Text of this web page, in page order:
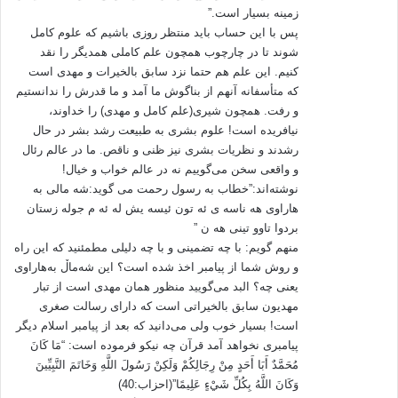
اما در پایان به برادرانی که به بهانه ی فضای بسته سیاسی در ایران هر نقدی را
از نگاه توطئه ی دشمن بررسی می کنند، یادآور می شوم که هر اندیشه و جریان
فکری که راه طرح سوالات و نقدها را ببند، دیر یا زود پوسیده می شود. نمونه
های تاریخی آن فراوانند از قدرتمند ترین آنها که نظام شبه مارکسیستی شوری
بود گرفته تا نظام آپارتاید در آفریقای جنوبی.
و اما از اینکه با مطلب قبلی و این مطلب در منطقه ی ممنوعه ی فکری بعضی
از دوستان قدم گذاشتم عذر خواهی میکنم براستی که این خانه از پای بست
مشکل دارد، چرا که همه انتظار دارند که مثل آنها فکر کنی، چه در سطح کلانش
که حکومت باشد و چه در سطوح خرد که ما باشیم.
1-استوری، جان( 1389).مطالعات فرهنگی در باره ی فرهنگ عامه، ترجمه حسین
پاینده، تهران، انتشارات آگاه
2_برتنس، هانس(1387). مبانی نظریه ی ادبی، ترجمه محمد رضا ابوالقاسمی،
زمینه بسیار است.”
پس با این حساب باید منتظر روزی باشیم که‌ علوم کامل
شوند تا در چارچوب همچون علم کاملی همدیگر را نقد
کنیم. این علم هم حتما نزد سابق بالخیرات و مهدی است
که‌ متأسفانه‌ آنهم از بناگوش ما آمد و ما قدرش را ندانستیم
و رفت. همچون شیری(علم کامل و مهدی) را خداوند،
نیافریده‌ است! علوم بشری به‌ طبیعت رشد بشر در حال
رشدند و نظریات بشری نیز ظنی و ناقص. ما در عالم رئال
و واقعی سخن می‌گوییم نه‌ در عالم خواب و خیال!
نوشته‌اند:”خطاب به رسول رحمت می گوید:شه مالی به
هاراوی هه ناسه ی ئه تون ئیسه یش له ئه م جوله زستان
بردوا تاوو تینی هه ن ”
منهم گویم: با چه‌ تضمینی و با چه‌ دلیلی مطمئنید که‌ این راه‌
و روش شما از پیامبر اخذ شده‌ است؟ این شه‌ماڵ به‌هاراوی
یعنی چه‌؟ البد می‌گویید منظور همان مهدی است از تبار
مهدیون سابق بالخیراتی است که‌ دارای رسالت صغری
است! بسیار خوب ولی می‌دانید که‌ بعد از پیامبر اسلام دیگر
پیامبری نخواهد آمد قرآن چه‌ نیکو فرموده‌ است: “مَا كَانَ
مُحَمَّدٌ أَبَا أَحَدٍ مِنْ رِجَالِكُمْ وَلَكِنْ رَسُولَ اللَّهِ وَخَاتَمَ النَّبِيِّينَ
وَكَانَ اللَّهُ بِكُلِّ شَيْءٍ عَلِيمًا”(احزاب:40)